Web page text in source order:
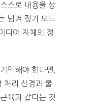
스로 내용을 상
넘겨 짚기 모드
디어 자체의 정
억해야 한다면,
처리 신경과 쿨
육과 같다는 것